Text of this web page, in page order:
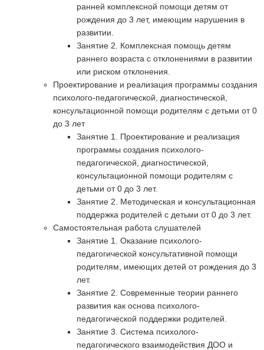
ранней комплексной помощи детям от
рождения до 3 лет, имеющим нарушения в
развитии.
Занятие 2. Комплексная помощь детям
раннего возраста с отклонениями в развитии
или риском отклонения.
Проектирование и реализация программы создания
психолого-педагогической, диагностической,
консультационной помощи родителям с детьми от 0
до 3 лет
Занятие 1. Проектирование и реализация
программы создания психолого-
педагогической, диагностической,
консультационной помощи родителям с
детьми от 0 до 3 лет.
Занятие 2. Методическая и консультационная
поддержка родителей с детьми от 0 до 3 лет.
Самостоятельная работа слушателей
Занятие 1. Оказание психолого-
педагогической консультативной помощи
родителям, имеющих детей от рождения до 3
лет.
Занятие 2. Современные теории раннего
развития как основа психолого-
педагогической поддержки родителей.
Занятие 3. Система психолого-
педагогического взаимодействия ДОО и